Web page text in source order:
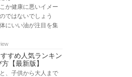
か健康に悪いイメー
ではないでしょう
にいい油が注目を集
すめ人気ランキン
【最新版】
、子供から大人まで